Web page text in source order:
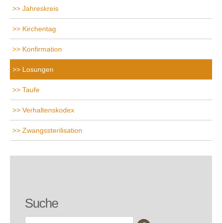
Jahreskreis
Kirchentag
Konfirmation
Losungen
Taufe
Verhaltenskodex
Zwangssterilisation
Suche